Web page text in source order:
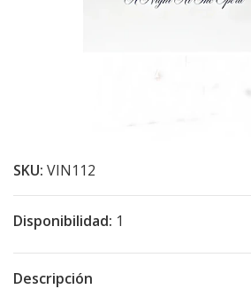
SKU: VIN112
Disponibilidad: 1
Descripción